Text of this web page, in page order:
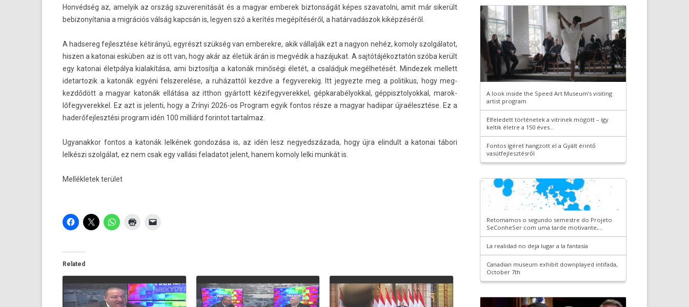
Honvédség az, amelyik az ország szuverenitását és a magyar em­berek bi­zton­ságát képes szavatol­ni, amit már sikerült
be­bizonyítania a migrációs válság kapcsán is, legy­en szó a kerítés megépítéséről, a határvadászok kiképzéséről.
A had­sereg fej­lesztése kétirányú, egyrészt szükség van em­berek­re, akik vállalják ezt a nagyon nehéz, komo­ly szolgálatot,
hisz­en a katonai esküben az is ott van, hogy akár az életük árán is megvédik a hazájukat. A saj­tótájékoz­tatón szóba került
egy katonai életpálya kialakítása, ami bi­ztosít­ja a katonák minőségi életét, a családjuk megélhetését. Min­dezek mel­lett
idetar­tozik a katonák egyéni felszerelése, a ruházattól kezdve a fegyverekig. Itt jegyez­te meg a politikus, hogy meg­
kezdődött a magyar katonák ellátása az itthon gyártott kézifegyverek­kel, gép­karabélyokk­al, gép­pisztolyokk­al, marok­
lőfegyverek­kel. Ez azt is jelen­ti, hogy a Zrínyi 2026-os Pro­gram egyik fon­tos része a magyar hadiipar újraélesztése. Ez a
haderőfej­lesztési pro­gram idén 100 milliárd forin­tot tar­talmaz.
Ugyanak­kor fon­tos a katonák lelkének gon­dozása is, az idén lesz negyedszázada, hogy újra elin­dult a katonai tábori
lelkészi szolgálat, ez nem csak egy vallási feladatot jelent, hanem komo­ly lelki munkát is.
Mel­lékletek terület
Related